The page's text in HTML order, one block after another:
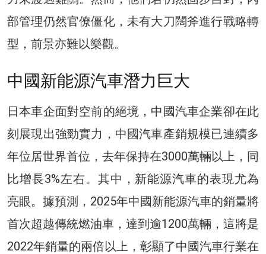
部管理仍然官僚僵化，未有大刀闊斧進行戰略轉
型，前景亦難以樂觀。
中國新能源汽車潛力巨大
日本車企面對空前的絕境，中國汽車企業卻在此
刻展現出強勁實力，中國汽車產銷規模已連續多
年位居世界首位，去年保持在3000萬輛以上，同
比增長3%左右。其中，新能源汽車的表現尤為
亮眼。據預測，2025年中國新能源汽車的銷量將
首次超越傳統燃油車，達到逾1200萬輛，這將是
2022年銷量的兩倍以上，彰顯了中國汽車行業在